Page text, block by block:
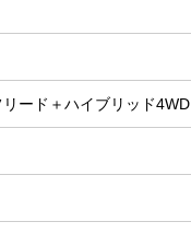
ード＋ハイブリッド4WD